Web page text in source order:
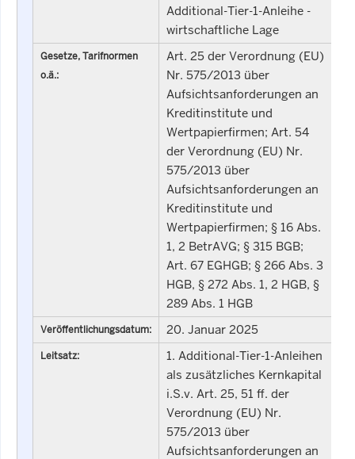
Additional-Tier-1-Anleihe -
wirtschaftliche Lage
Gesetze, Tarifnormen
o.ä.:
Art. 25 der Verordnung (EU)
Nr. 575/2013 über
Aufsichtsanforderungen an
Kreditinstitute und
Wertpapierfirmen; Art. 54
der Verordnung (EU) Nr.
575/2013 über
Aufsichtsanforderungen an
Kreditinstitute und
Wertpapierfirmen; § 16 Abs.
1, 2 BetrAVG; § 315 BGB;
Art. 67 EGHGB; § 266 Abs. 3
HGB, § 272 Abs. 1, 2 HGB, §
289 Abs. 1 HGB
Veröffentlichungsdatum: 20. Januar 2025
Leitsatz:
1. Additional-Tier-1-Anleihen
als zusätzliches Kernkapital
i.S.v. Art. 25, 51 ff. der
Verordnung (EU) Nr.
575/2013 über
Aufsichtsanforderungen an